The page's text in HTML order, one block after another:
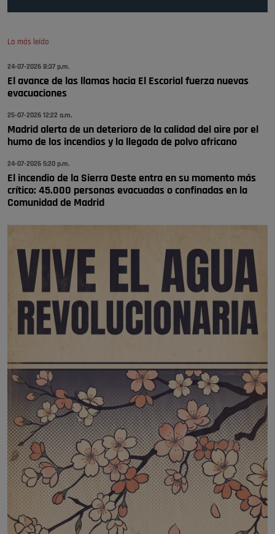
Pozuelo de Alarcón
Pozuelo de Alarcón
🔴 EXCLUSIVA | El comisario de la …
Lo más leído
24-07-2026 8:37 p.m.
El avance de las llamas hacia El Escorial fuerza nuevas
evacuaciones
25-07-2026 12:22 a.m.
Madrid alerta de un deterioro de la calidad del aire por el
humo de los incendios y la llegada de polvo africano
24-07-2026 5:20 p.m.
El incendio de la Sierra Oeste entra en su momento más
crítico: 45.000 personas evacuadas o confinadas en la
Comunidad de Madrid